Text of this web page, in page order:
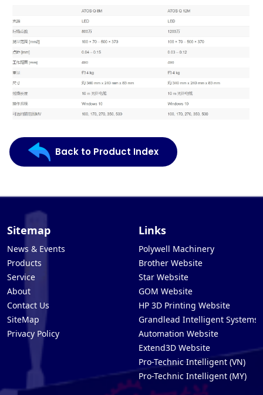
Back to Product Index
Sitemap
News & Events
Products
Service
About
Contact Us
SiteMap
Privacy Policy
Links
Polywell Machinery
Brother Website
Star Website
GOM Website
HP 3D Printing Website
Grandlead Intelligent Systems
Automation Website
Extend3D Website
Pro-Technic Intelligent (VN)
Pro-Technic Intelligent (MY)